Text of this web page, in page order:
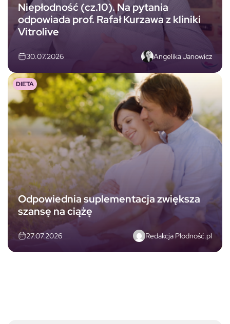
Niepłodność (cz.10). Na pytania
odpowiada prof. Rafał Kurzawa z kliniki
Vitrolive
30.07.2026 Angelika Janowicz
Odpowiednia suplementacja zwiększa
szansę na ciążę
27.07.2026 Redakcja Płodność.pl
DIETA